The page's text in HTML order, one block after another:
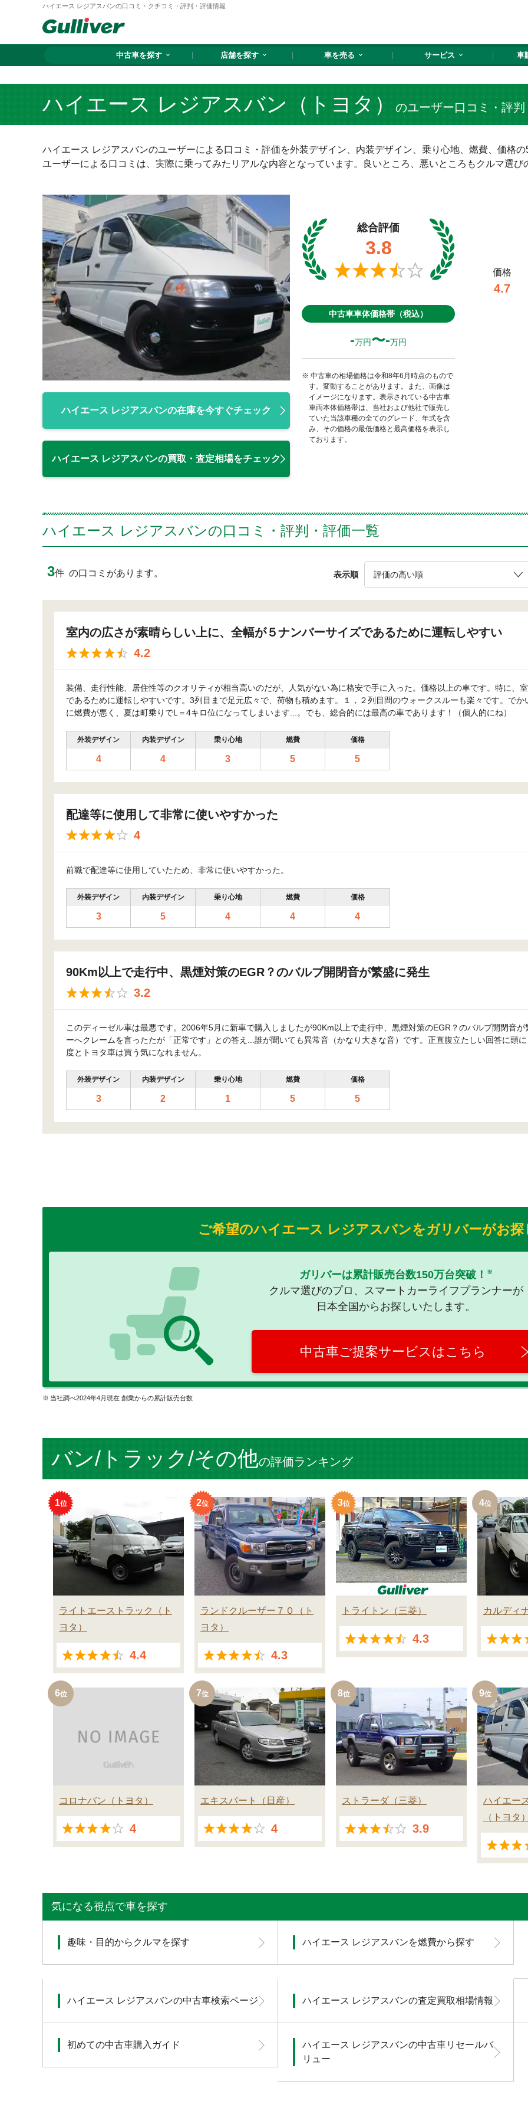
ハイエース レジアスバンの口コミ・クチコミ・評判・評価情報
中古車を探す 店舗を探す 車を売る サービス 車
ハイエース レジアスバン（トヨタ）のユーザー口コミ・評判
ハイエース レジアスバンのユーザーによる口コミ・評価を外装デザイン、内装デザイン、乗り心地、燃費、価格
ユーザーによる口コミは、実際に乗ってみたリアルな内容となっています。良いところ、悪いところもクルマ選び
ハイエース レジアスバンの在庫を今すぐチェック
ハイエース レジアスバンの買取・査定相場をチェック
総合評価
3.8
価格
4.7
中古車車体価格帯（税込）
-万円〜-万円
中古車の相場価格は令和8年6月時点のもので
す。変動することがあります。また、画像は
イメージになります。表示されている中古車
車両本体価格帯は、当社および他社で販売し
ていた当該車種の全てのグレード、年式を含
み、その価格の最低価格と最高価格を表示し
ております。
ハイエース レジアスバンの口コミ・評判・評価一覧
3件 の口コミがあります。 表示順
室内の広さが素晴らしい上に、全幅が５ナンバーサイズであるために運転しやすい
4.2
装備、走行性能、居住性等のクオリティが相当高いのだが、人気がない為に格安で手に入った。価格以上の車です。特に、
であるために運転しやすいです。3列目まで足元広々で、荷物も積めます。１，２列目間のウォークスルーも楽々です。で
に燃費が悪く、夏は町乗りでL＝4キロ位になってしまいます...。でも、総合的には最高の車であります！（個人的にね）
外装デザイン 内装デザイン 乗り心地 燃費 価格
4 4 3 5 5
配達等に使用して非常に使いやすかった
4
前職で配達等に使用していたため、非常に使いやすかった。
外装デザイン 内装デザイン 乗り心地 燃費 価格
3 5 4 4 4
90Km以上で走行中、黒煙対策のEGR？のバルブ開閉音が繁盛に発生
3.2
このディーゼル車は最悪です。2006年5月に新車で購入しましたが90Km以上で走行中、黒煙対策のEGR？のバルブ開閉音
ーへクレームを言ったたが「正常です」との答え...誰が聞いても異常音（かなり大きな音）です。正直腹立たしい回答に頭
度とトヨタ車は買う気になれません。
外装デザイン 内装デザイン 乗り心地 燃費 価格
3 2 1 5 5
ご希望のハイエース レジアスバンをガリバーがお
ガリバーは累計販売台数150万台突破！ ※
クルマ選びのプロ、スマートカーライフプランナーが
日本全国からお探しいたします。
中古車ご提案サービスはこちら
当社調べ2024年4月現在 創業からの累計販売台数
バン/トラック/その他の評価ランキング
1
ライトエーストラック
ト
ヨタ
4.4
2
ランドクルーザー７０
ト
ヨタ
4.3
3
トライトン 三菱
4.3
4
カルディ
6
コロナバン トヨタ
4
7
エキスパート 日産
4
8
ストラーダ 三菱
3.9
9
ハイエー
トヨタ
気になる視点で車を探す
趣味・目的からクルマを探す ハイエース レジアスバンを燃費から探す
ハイエース レジアスバンの中古車検索ページ ハイエース レジアスバンの査定買取相場情報
初めての中古車購入ガイド
ハイエース レジアスバンの中古車リセールバ
リュー